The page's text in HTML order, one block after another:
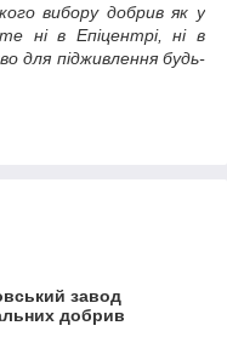
вибору добрив як у
ні в Епіцентрі, ні в
для підживлення будь-
завод
добрив